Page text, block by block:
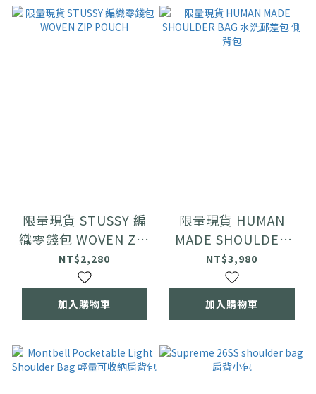
限量現貨 STUSSY 編
織零錢包 WOVEN ZIP
POUCH
NT$2,280
加入購物車
限量現貨 HUMAN
MADE SHOULDER
BAG 水洗郵差包 側背
包
NT$3,980
加入購物車